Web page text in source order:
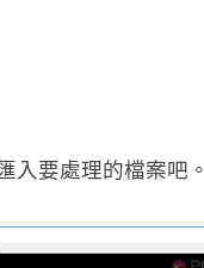
入要處理的檔案吧。